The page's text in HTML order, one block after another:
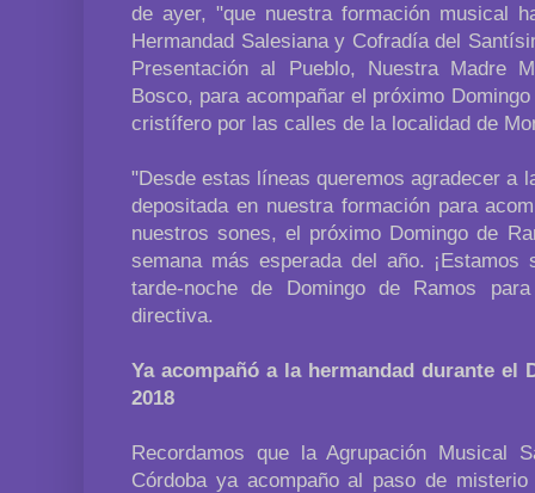
de ayer, "que nuestra formación musical
Hermandad Salesiana y Cofradía del
Presentación al Pueblo, Nuestra Madre
Bosco, para acompañar el próximo
cristífero por las calles de la localidad de
"Desde estas líneas queremos agradecer a
depositada en nuestra formación para
nuestros sones, el próximo Domingo de
semana más esperada del año.
tarde-noche de Domingo de Ramos
directiva.
Ya acompañó a la hermandad durante el
2018
Recordamos que la Agrupación Musical
Córdoba ya acompaño al paso de